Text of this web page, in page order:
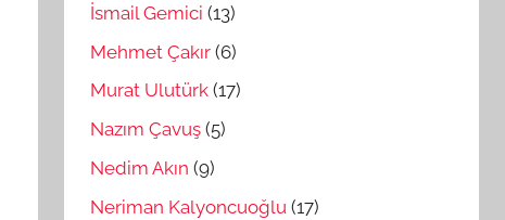
İsmail Gemici (13)
Mehmet Çakır (6)
Murat Ulutürk (17)
Nazım Çavuş (5)
Nedim Akın (9)
Neriman Kalyoncuoğlu (17)